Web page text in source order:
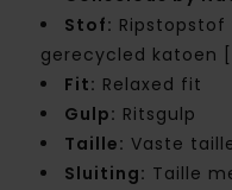
Stof: Ripstopstof
gerecycled katoen
Fit: Relaxed fit
Gulp: Ritsgulp
Taille: Vaste
Sluiting: Taille